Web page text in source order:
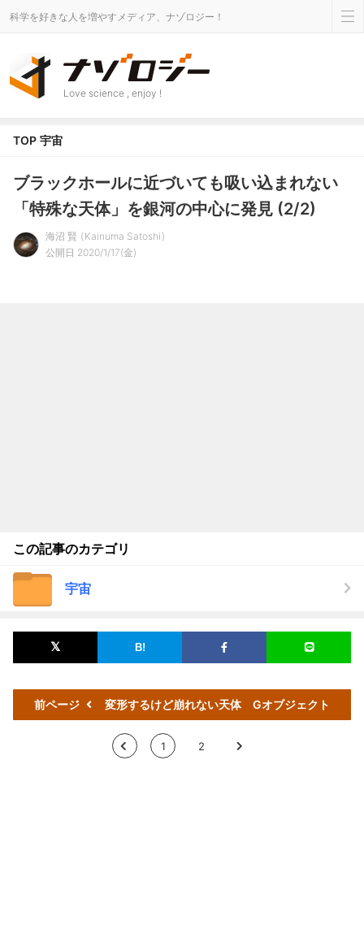
科学を好きな人を増やすメディア、ナゾロジー！
Love science , enjoy !
TOP 宇宙
ブラックホールに近づいても吸い込まれない
「特殊な天体」を銀河の中心に発見 (2/2)
海沼 賢
Kainuma Satoshi
公開日 2020/1/17(金)
この記事のカテゴリ
宇宙
前ページ 変形するけど崩れない天体 Gオブジェクト
< 1 2 >